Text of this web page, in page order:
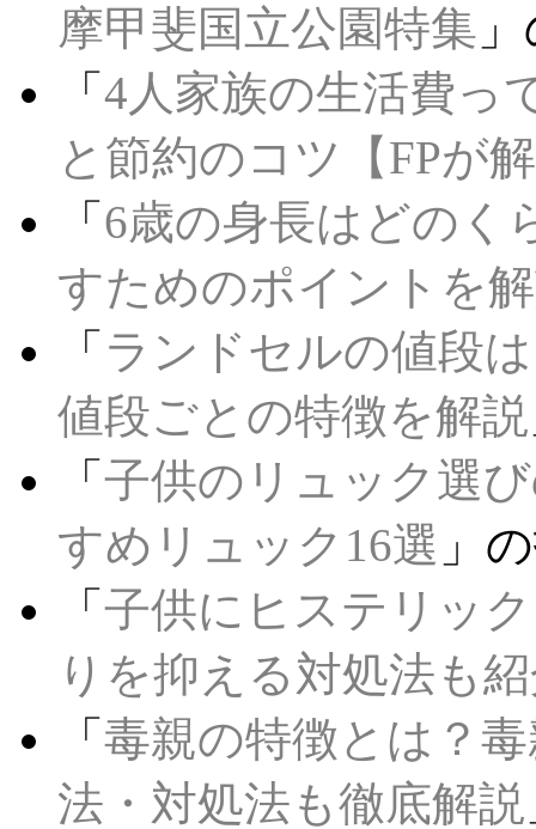
摩甲斐国立公園特集
「 4人家族の生活費っ
と節約のコツ【FPが
「 6歳の身長はどのく
すためのポイントを
「 ランドセルの値段
値段ごとの特徴を解説
「 子供のリュック選
すめリュック16選 」
「 子供にヒステリッ
りを抑える対処法も
「 毒親の特徴とは？
法・対処法も徹底解説